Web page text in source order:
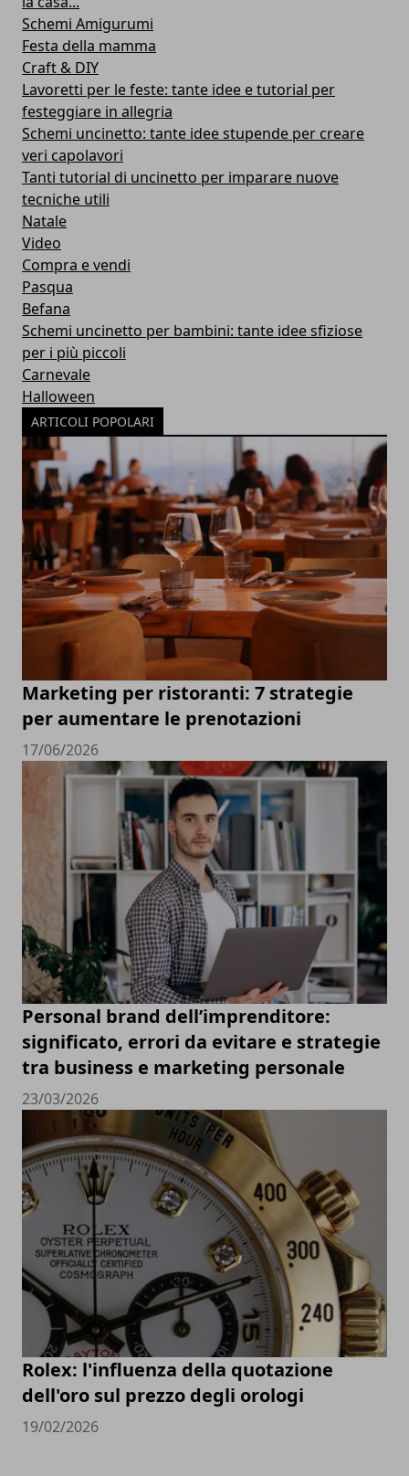
Schemi Amigurumi
Festa della mamma
Craft & DIY
Lavoretti per le feste: tante idee e tutorial per
festeggiare in allegria
Schemi uncinetto: tante idee stupende per creare
veri capolavori
Tanti tutorial di uncinetto per imparare nuove
tecniche utili
Natale
Video
Compra e vendi
Pasqua
Befana
Schemi uncinetto per bambini: tante idee sfiziose
per i più piccoli
Carnevale
Halloween
ARTICOLI POPOLARI
Marketing per ristoranti: 7 strategie
per aumentare le prenotazioni
17/06/2026
Personal brand dell’imprenditore:
significato, errori da evitare e strategie
tra business e marketing personale
23/03/2026
Rolex: l'influenza della quotazione
dell'oro sul prezzo degli orologi
19/02/2026